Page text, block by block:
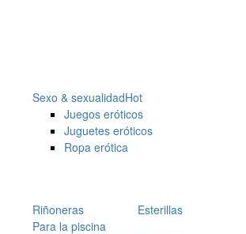
Sexo & sexualidadHot
Juegos eróticos
Juguetes eróticos
Ropa erótica
Riñoneras
Esterillas
Para la piscina